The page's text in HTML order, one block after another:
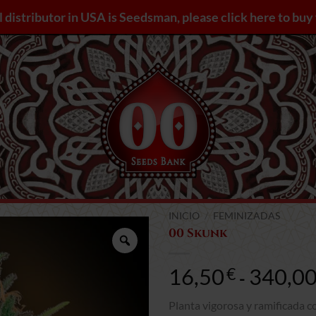
Zoom
INICIO FEMINIZADAS
00 Skunk
16,50€ - 340,00
Planta vigorosa y ramificada
in USA is Seedsman, please click here to